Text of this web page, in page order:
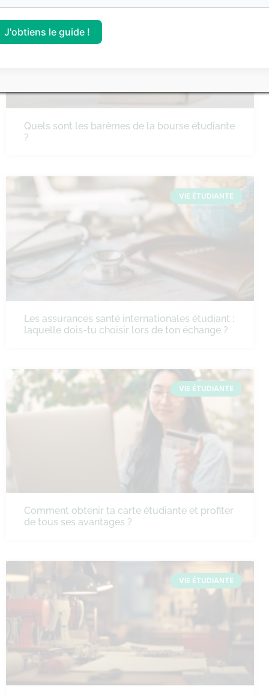
Quels sont les barèmes de la bourse étudiante
?
VIE ÉTUDIANTE
Les assurances santé internationales étudiant :
laquelle dois-tu choisir lors de ton échange ?
VIE ÉTUDIANTE
Comment obtenir ta carte étudiante et profiter
de tous ses avantages ?
VIE ÉTUDIANTE
J'obtiens le guide !